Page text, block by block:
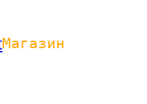
Магазин